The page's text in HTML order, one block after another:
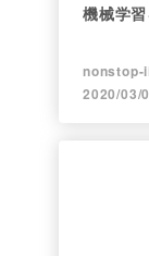
機械学
nonstop-
2020/03/